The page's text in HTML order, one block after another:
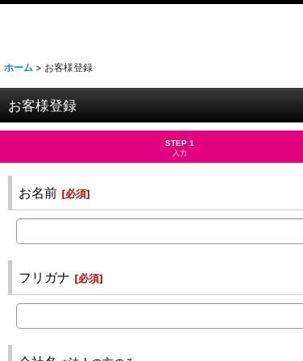
ホーム > お客様登録
お客様登録
STEP 1
入力
お名前 [必須]
フリガナ [必須]